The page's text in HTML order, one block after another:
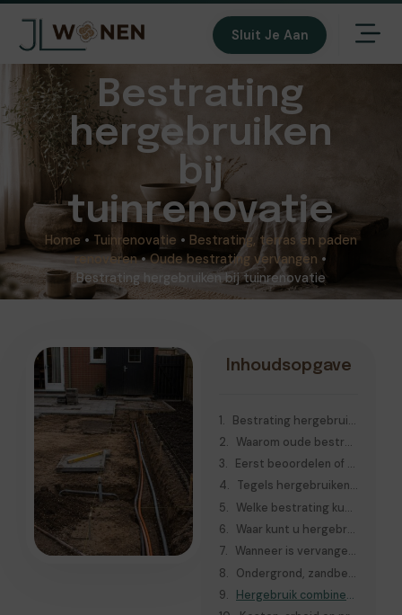
Sluit Je Aan
Bestrating
hergebruiken
bij
tuinrenovatie
Home • Tuinrenovatie • Bestrating, terras en paden
renoveren•Oude bestrating vervangen •
Bestrating hergebruiken bij tuinrenovatie
Inhoudsopgave
Bestrating hergebruiken bij tuinrenovatie: wanneer is dat slim?
Waarom oude bestrating hergebruiken kosten en afval kan besparen
Eerst beoordelen of de bestaande tegels nog geschikt zijn
Tegels hergebruiken tuin: sorteren, schoonmaken en controleren
Welke bestrating kunt u opnieuw gebruiken?
Waar kunt u hergebruikte bestrating toepassen in de tuin?
Wanneer is vervangen beter dan hergebruiken?
Ondergrond, zandbed en afschot blijven belangrijk
Hergebruik combineren met nieuwe bestrating, grind of groen